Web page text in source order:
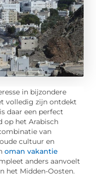
in bijzondere
volledig zijn ontdekt
daar een perfect
op het Arabisch
van
cultuur en
oman vakantie
anders aanvoelt
het Midden-Oosten.